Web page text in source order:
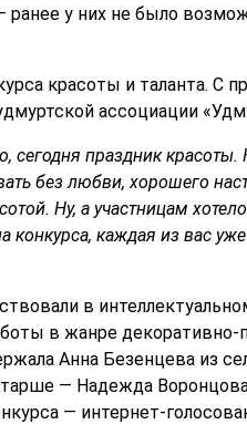
у них не было
красоты и таланта. С
ассоциации
сегодня праздник
без любви, хорошего
Ну, а участницам
каждая из вас
в
в жанре декоративно-
Анна Безенцева из
— Надежда
— интернет-